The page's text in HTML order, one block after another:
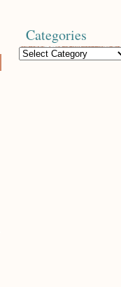
Categories
Categories